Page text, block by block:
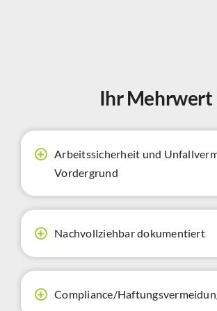
Ihr Mehrwert
Arbeitssicherheit und
Vordergrund
Nachvollziehbar dokumentiert
Compliance/